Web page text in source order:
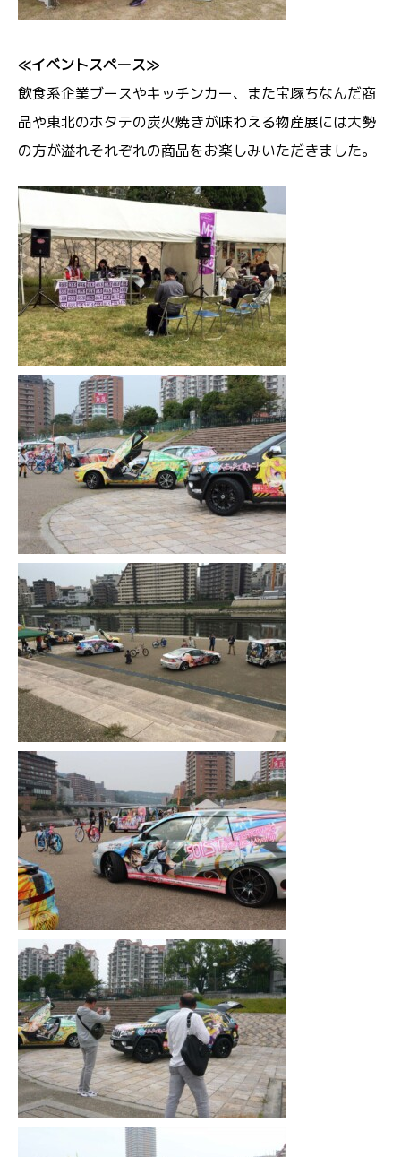
≪イベントスペース≫
飲食系企業ブースやキッチンカー、また宝塚ちなんだ商
品や東北のホタテの炭火焼きが味わえる物産展には大勢
の方が溢れそれぞれの商品をお楽しみいただきました。